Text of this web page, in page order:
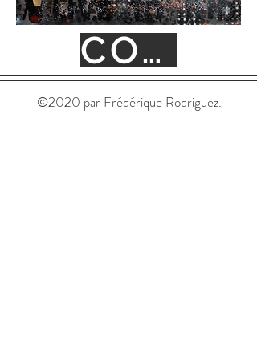
CONTACT
©2020 par Frédérique Rodriguez.